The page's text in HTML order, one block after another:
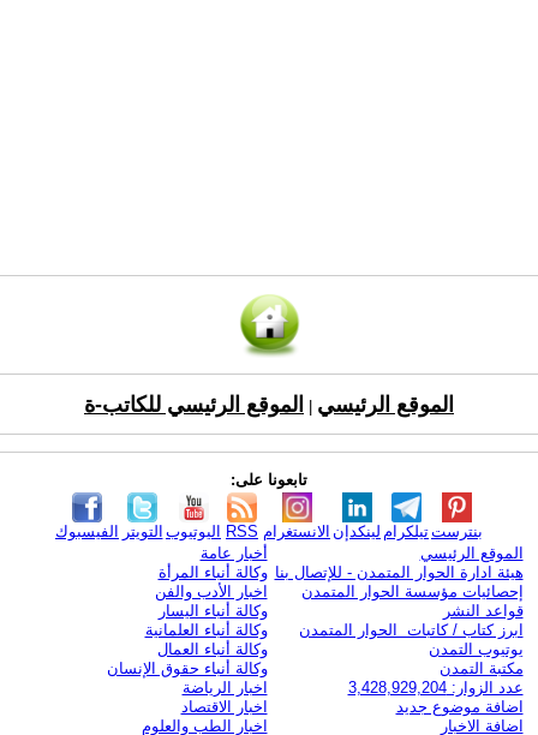
الموقع الرئيسي الموقع الرئيسي للكاتب-ة
تابعونا على:
الفيسبوك التويتر اليوتيوب RSS الانستغرام لينكدإن تيلكرامبنترست
الموقع الرئيسي
هيئة ادارة الحوار المتمدن - للإتصال بنا
إحصائيات مؤسسة الحوار المتمدن
قواعد النشر
ابرز كتاب / كاتبات الحوار المتمدن
يوتيوب التمدن
مكتبة التمدن
عدد الزوار: 3,428,929,204
اضافة موضوع جديد
اضافة الاخبار
أخبار عامة
وكالة أنباء المرأة
اخبار الأدب والفن
وكالة أنباء اليسار
وكالة أنباء العلمانية
وكالة أنباء العمال
وكالة أنباء حقوق الإنسان
اخبار الرياضة
اخبار الاقتصاد
اخبار الطب والعلوم